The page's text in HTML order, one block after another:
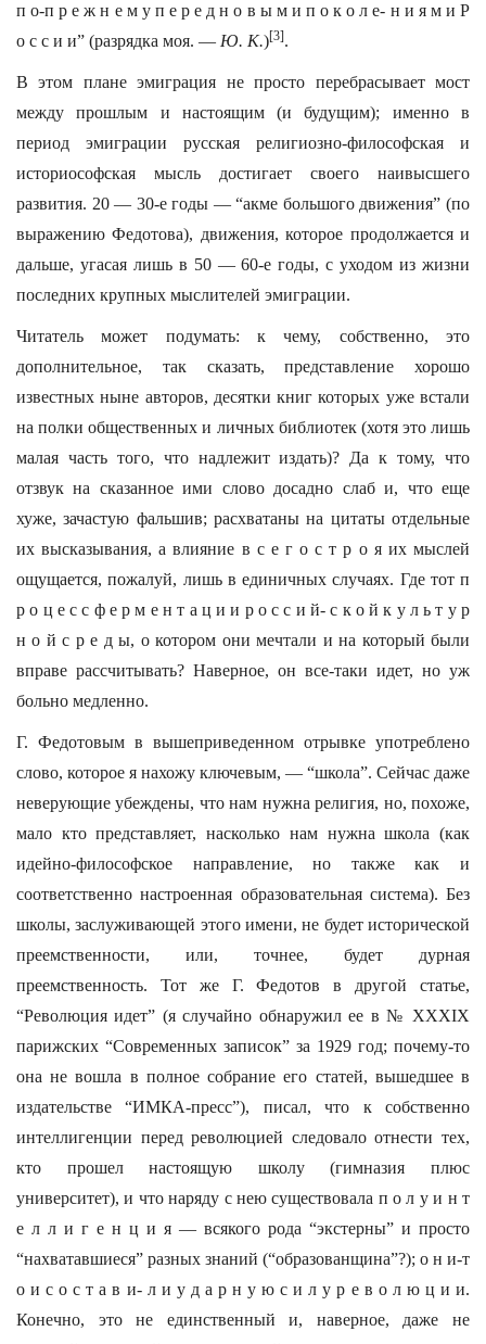
п о-п р е ж н е м у п е р е д н о в ы м и п о к о л е- н и я м и Р
о с с и и” (разрядка моя. — Ю. К.)[3].
В этом плане эмиграция не просто перебрасывает мост
между прошлым и настоящим (и будущим); именно в
период эмиграции русская религиозно-философская и
историософская мысль достигает своего наивысшего
развития. 20 — 30-е годы — “акме большого движения” (по
выражению Федотова), движения, которое продолжается и
дальше, угасая лишь в 50 — 60-е годы, с уходом из жизни
последних крупных мыслителей эмиграции.
Читатель может подумать: к чему, собственно, это
дополнительное, так сказать, представление хорошо
известных ныне авторов, десятки книг которых уже встали
на полки общественных и личных библиотек (хотя это лишь
малая часть того, что надлежит издать)? Да к тому, что
отзвук на сказанное ими слово досадно слаб и, что еще
хуже, зачастую фальшив; расхватаны на цитаты отдельные
их высказывания, а влияние в с е г о с т р о я их мыслей
ощущается, пожалуй, лишь в единичных случаях. Где тот п
р о ц е с с ф е р м е н т а ц и и р о с с и й- с к о й к у л ь т у р
н о й с р е д ы, о котором они мечтали и на который были
вправе рассчитывать? Наверное, он все-таки идет, но уж
больно медленно.
Г. Федотовым в вышеприведенном отрывке употреблено
слово, которое я нахожу ключевым, — “школа”. Сейчас даже
неверующие убеждены, что нам нужна религия, но, похоже,
мало кто представляет, насколько нам нужна школа (как
идейно-философское направление, но также как и
соответственно настроенная образовательная система). Без
школы, заслуживающей этого имени, не будет исторической
преемственности, или, точнее, будет дурная
преемственность. Тот же Г. Федотов в другой статье,
“Революция идет” (я случайно обнаружил ее в № XXXIX
парижских “Современных записок” за 1929 год; почему-то
она не вошла в полное собрание его статей, вышедшее в
издательстве “ИМКА-пресс”), писал, что к собственно
интеллигенции перед революцией следовало отнести тех,
кто прошел настоящую школу (гимназия плюс
университет), и что наряду с нею существовала п о л у и н т
е л л и г е н ц и я — всякого рода “экстерны” и просто
“нахватавшиеся” разных знаний (“образованщина”?); о н и-т
о и с о с т а в и- л и у д а р н у ю с и л у р е в о л ю ц и и.
Конечно, это не единственный и, наверное, даже не